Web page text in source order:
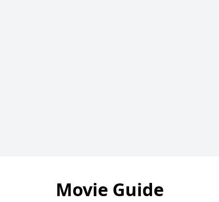
Movie Guide